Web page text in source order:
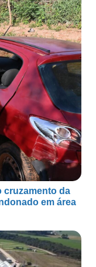
cruzamento da
em área